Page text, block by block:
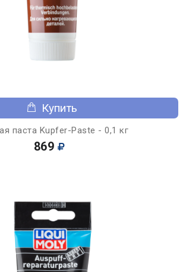
Купить
паста Kupfer-Paste - 0,1 кг
869